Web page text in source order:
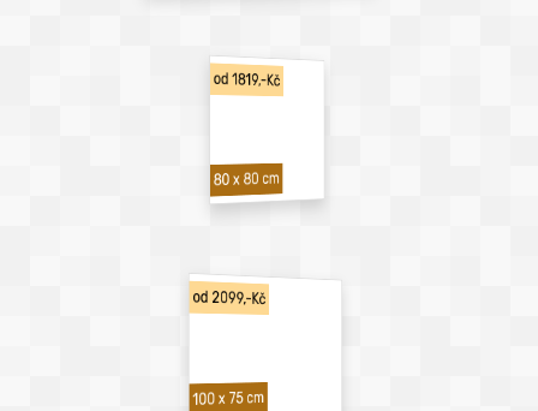
od 1819,-Kč
80 x 80 cm
od 2099,-Kč
100 x 75 cm